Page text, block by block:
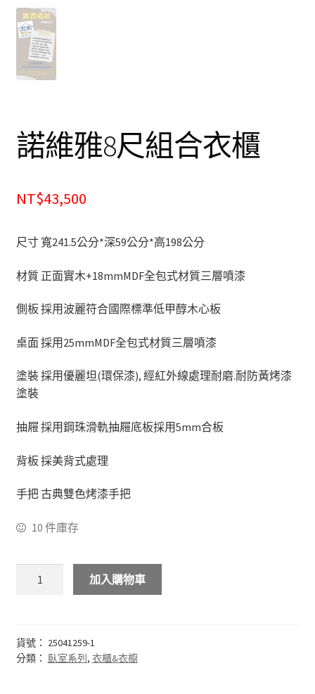
餐桌&餐椅
餐櫃&收納櫃
衣櫃&衣櫥
床墊&彈簧床
雙層床&子母床
床頭箱/床頭片
化妝台
床頭櫃
斗櫃
書房系列
多功能桌(收銀台)
書桌&電腦桌
書櫃&書架
我的帳號
諾維雅8尺組合衣櫃
NT$43,500
尺寸 寬241.5公分*深59公分*高198公分
材質 正面實木+18mmMDF全包式材質三層噴漆
側板 採用波麗符合國際標準低甲醇木心板
桌面 採用25mmMDF全包式材質三層噴漆
塗裝 採用優麗坦(環保漆), 經紅外線處理耐磨.耐防黃烤漆
塗裝
抽屜 採用鋼珠滑軌抽屜底板採用5mm合板
背板 採美背式處理
手把 古典雙色烤漆手把
10 件庫存
加入購物車
貨號： 25041259-1
分類： 臥室系列, 衣櫃&衣櫥